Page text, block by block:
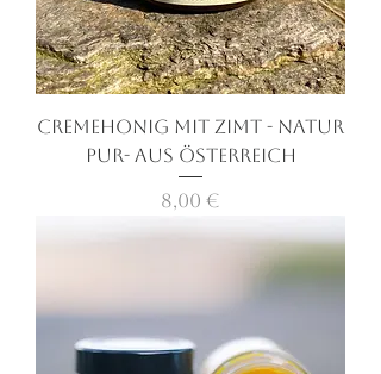
Cremehonig mit Zimt - Natur
Pur- aus Österreich
Preis
8,00 €